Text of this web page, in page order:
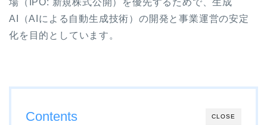
場（IPO: 新規株式公開）を優先するためで、生成
AI（AIによる自動生成技術）の開発と事業運営の安定
化を目的としています。
CLOSE
Contents